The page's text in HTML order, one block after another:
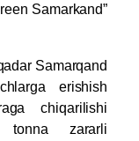
Samarkand”
Samarqand
erishish
chiqarilishi
tonna zararli